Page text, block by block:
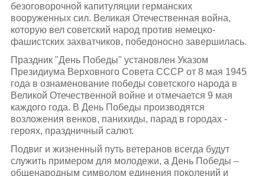
безоговорочной капитуляции германских
вооруженных сил. Великая Отечественная война,
которую вел советский народ против немецко-
фашистских захватчиков, победоносно завершилась.
Праздник "День Победы" установлен Указом
Президиума Верховного Совета СССР от 8 мая 1945
года в ознаменование победы советского народа в
Великой Отечественной войне и отмечается 9 мая
каждого года. В День Победы производятся
возложения венков, панихиды, парад в городах -
героях, праздничный салют.
Подвиг и жизненный путь ветеранов всегда будут
служить примером для молодежи, а День Победы –
общенародным символом единения поколений и